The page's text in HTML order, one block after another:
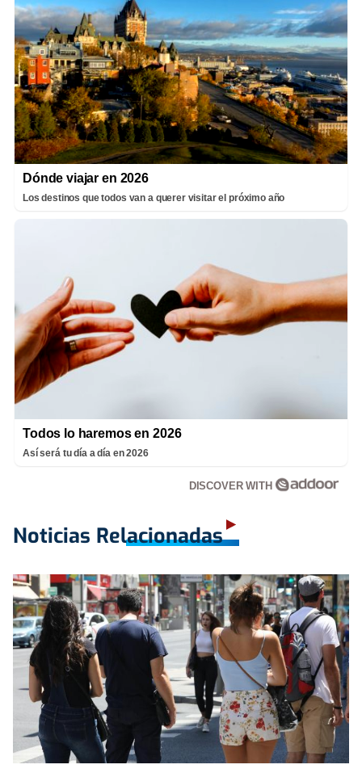
Dónde viajar en 2026
Los destinos que todos van a querer visitar el próximo año
Todos lo haremos en 2026
Así será tu día a día en 2026
DISCOVER WITH
Noticias Relacionadas